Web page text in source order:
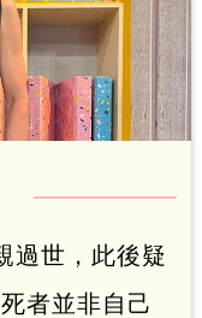
過世，此後疑
者並非自己